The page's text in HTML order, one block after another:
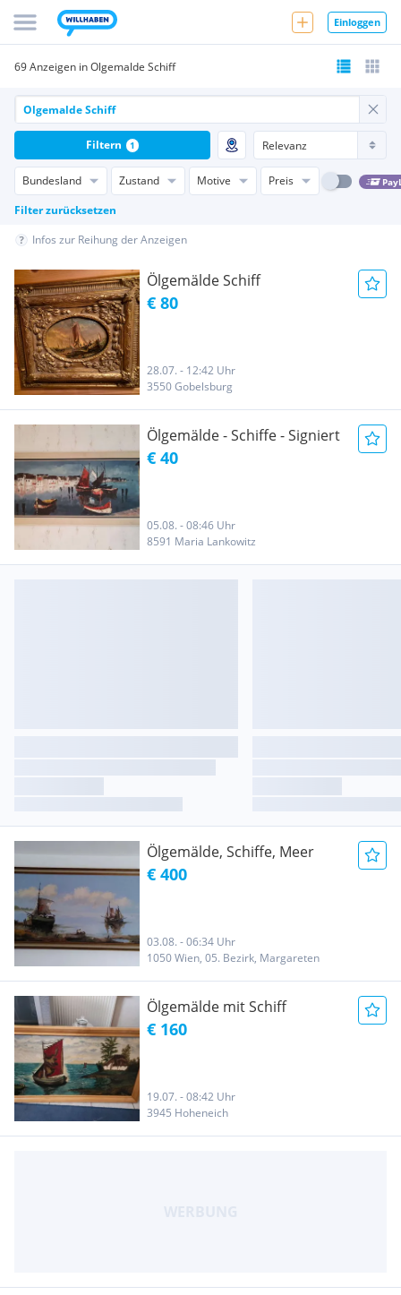
Einloggen
69 Anzeigen in Olgemalde Schiff
Bundesland Zustand Motive Preis
Filter zurücksetzen
Filtern 1
Infos zur Reihung der Anzeigen
Ölgemälde Schiff
€ 80
28.07. - 12:42 Uhr
3550 Gobelsburg
Ölgemälde - Schiffe - Signiert
€ 40
05.08. - 08:46 Uhr
8591 Maria Lankowitz
Ölgemälde, Schiffe, Meer
€ 400
03.08. - 06:34 Uhr
1050 Wien, 05. Bezirk, Margareten
Ölgemälde mit Schiff
€ 160
19.07. - 08:42 Uhr
3945 Hoheneich